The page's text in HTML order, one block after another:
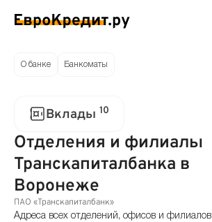
О банке Банкоматы
Вклады 10
Отделения и филиалы
Транскапиталбанка в
Воронеже
ПАО «Транскапиталбанк»
Адреса всех отделений, офисов и филиалов